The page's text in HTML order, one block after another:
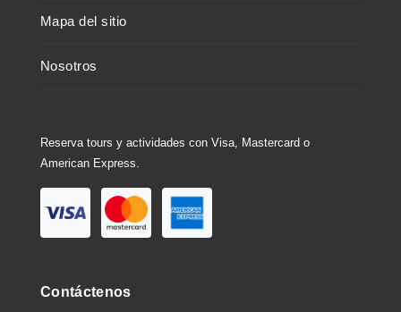
Mapa del sitio
Nosotros
Reserva tours y actividades con Visa, Mastercard o
American Express.
Contáctenos